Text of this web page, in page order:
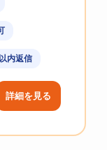
内返信
詳細を見る